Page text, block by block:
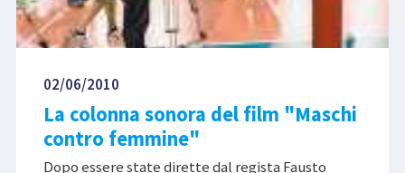
02/06/2010
La colonna sonora del film "Maschi
contro femmine"
Dopo essere state dirette dal regista Fausto